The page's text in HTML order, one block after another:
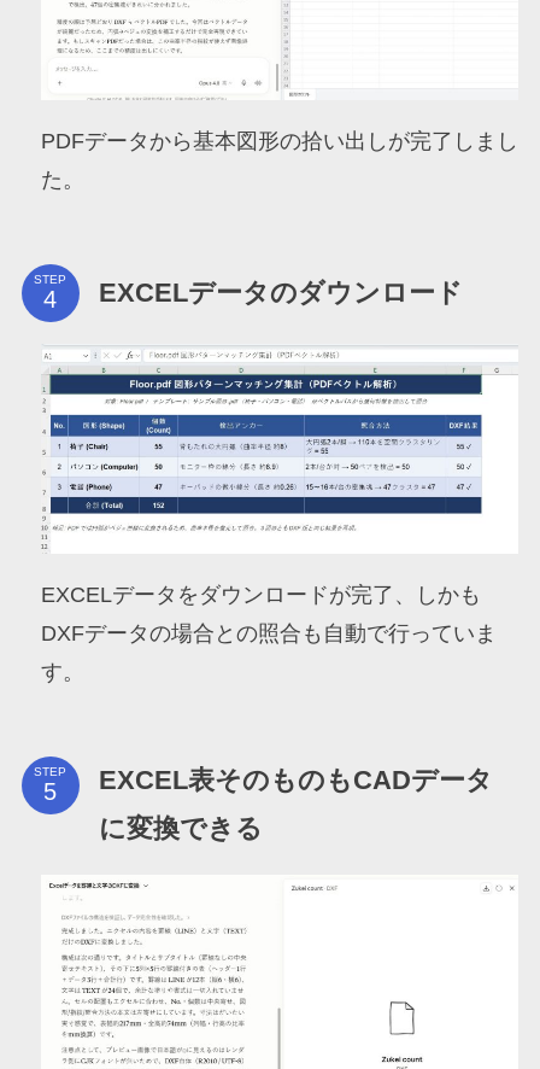
PDFデータから基本図形の拾い出しが完了しまし
た。
STEP EXCELデータのダウンロード
EXCELデータをダウンロードが完了、しかも
DXFデータの場合との照合も自動で行っていま
す。
STEP
EXCEL表そのものもCADデータ
に変換できる